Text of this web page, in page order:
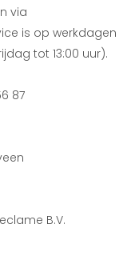
via
is op werkdagen
tot 13:00 uur).
87
B.V.